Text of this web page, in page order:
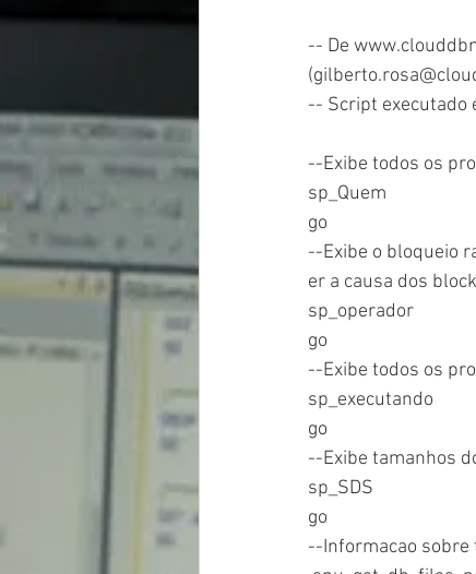
-- De
-- Script executado
--Exibe todos os
sp_Quem
go
--Exibe o bloqueio
er a causa dos
sp_operador
go
--Exibe todos os
sp_executando
go
--Exibe tamanhos
sp_SDS
go
--Informacao